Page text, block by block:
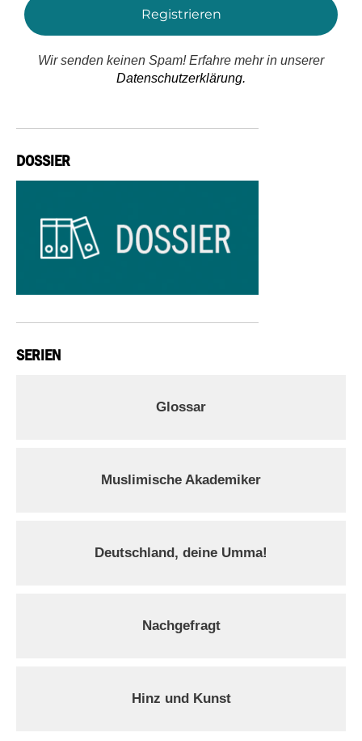
Wir senden keinen Spam! Erfahre mehr in unserer
Datenschutzerklärung.
DOSSIER
SERIEN
Glossar
Muslimische Akademiker
Deutschland, deine Umma!
Nachgefragt
Hinz und Kunst